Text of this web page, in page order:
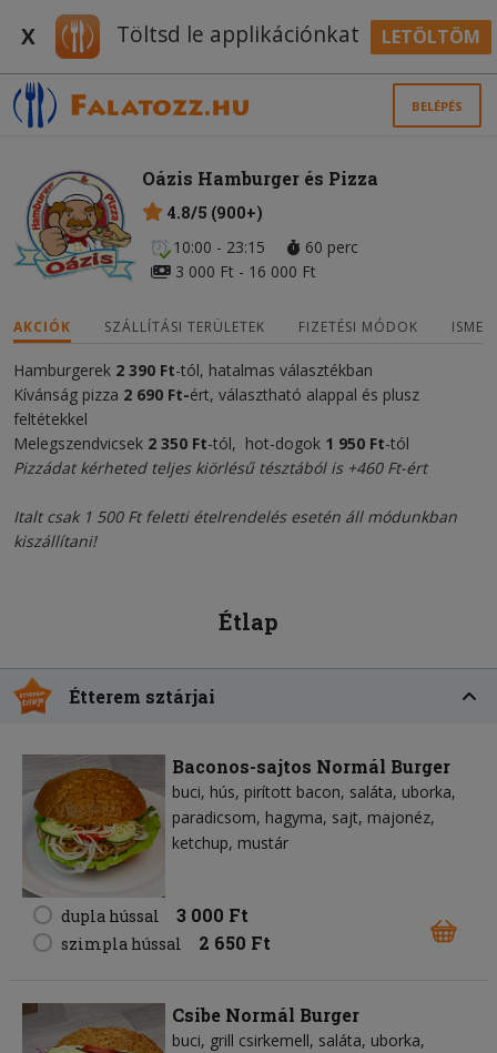
X Töltsd le applikációnkat LETÖLTÖM
BELÉPÉS
Oázis Hamburger és Pizza
4.8/5 (900+)
10:00 - 23:15
60 perc
3 000 Ft - 16 000 Ft
AKCIÓK SZÁLLÍTÁSI TERÜLETEK FIZETÉSI MÓDOK
Hamburgerek 2 390 Ft-tól, hatalmas választékban
Kívánság pizza 2 690 Ft-ért, választható alappal és plusz
feltétekkel
Melegszendvicsek 2 350 Ft-tól, hot-dogok 1 950 Ft-tól
Pizzádat kérheted teljes kiörlésű tésztából is +460 Ft-ért
Italt csak 1 500 Ft feletti ételrendelés esetén áll módunkban
kiszállítani!
Étlap
Étterem sztárjai
Baconos-sajtos Normál Burger
buci hús pirított bacon saláta uborka
paradicsom hagyma sajt majonéz
ketchup mustár
dupla hússal 3 000 Ft
szimpla hússal 2 650 Ft
Csibe Normál Burger
buci grill csirkemell saláta uborka